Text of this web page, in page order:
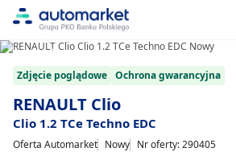
1/14
Zdjęcie poglądowe Ochrona gwarancyjna
RENAULT Clio
Clio 1.2 TCe Techno EDC
Oferta Automarket Nowy Nr oferty: 290405